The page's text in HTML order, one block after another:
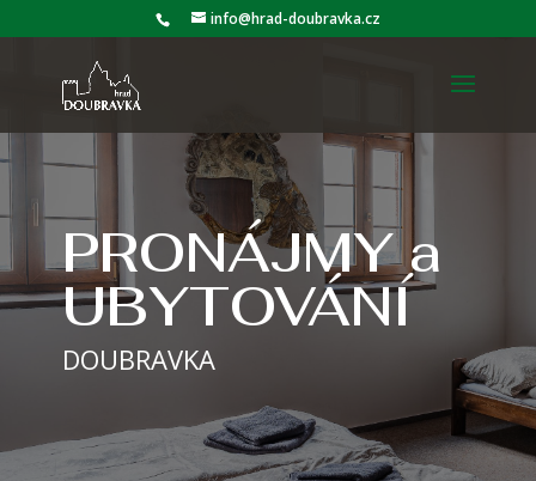
info@hrad-doubravka.cz
PRONÁJMY a
UBYTOVÁNÍ
DOUBRAVKA